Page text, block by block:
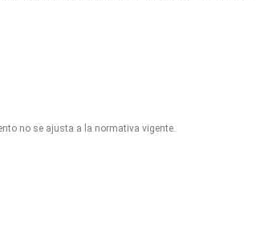
no se ajusta a la normativa vigente.